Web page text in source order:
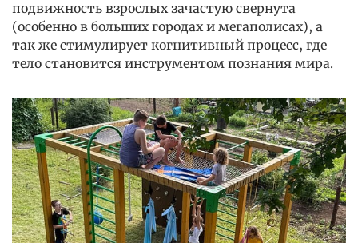
подвижность взрослых зачастую свернута
(особенно в больших городах и мегаполисах), а
так же стимулирует когнитивный процесс, где
тело становится инструментом познания мира.